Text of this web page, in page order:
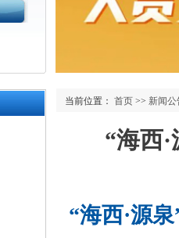
当前位置： 首页 >> 新闻公
“海西
“海西·源